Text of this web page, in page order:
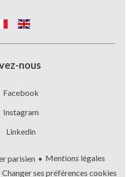
nous
Facebook
Instagram
Linkedin
parisien
Mentions légales
Changer ses préférences cookies